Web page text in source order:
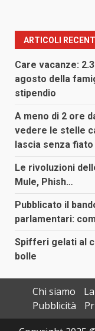
ARTICOLI RECENTI
Care vacanze:
agosto della
stipendio
A meno di 2 ore
vedere le stelle
lascia senza fiato
Le rivoluzioni
Mule, Phish…
Pubblicato il
parlamentari:
Spifferi gelati al
bolle
Chi siamo
Pubblicità